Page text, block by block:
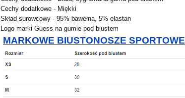
Cechy dodatkowe - Miękki
Skład surowcowy - 95% bawełna, 5% elastan
Logo marki Guess na gumie pod biustem
MARKOWE BIUSTONOSZE SPORTOWE